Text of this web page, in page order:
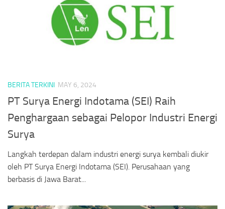
BERITA TERKINI MAY 6, 2024
PT Surya Energi Indotama (SEI) Raih
Penghargaan sebagai Pelopor Industri Energi
Surya
Langkah terdepan dalam industri energi surya kembali diukir
oleh PT Surya Energi Indotama (SEI). Perusahaan yang
berbasis di Jawa Barat...